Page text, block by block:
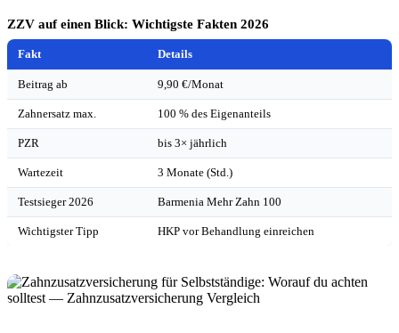
ZZV auf einen Blick: Wichtigste Fakten 2026
Fakt Details
Beitrag ab 9,90 €/Monat
Zahnersatz max. 100 % des Eigenanteils
PZR bis 3× jährlich
Wartezeit 3 Monate (Std.)
Testsieger 2026 Barmenia Mehr Zahn 100
Wichtigster Tipp HKP vor Behandlung einreichen